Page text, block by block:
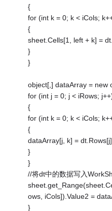
{
for (int k = 0; k < iCols;
{
sheet.Cells[1, left + k] =
}
}
object[,] dataArray = new
for (int j = 0; j < iRows;
{
for (int k = 0; k < iCols;
{
dataArray[j, k] =
}
}
//将dt中的数据写入
ows, iCols]).Value2 =
}